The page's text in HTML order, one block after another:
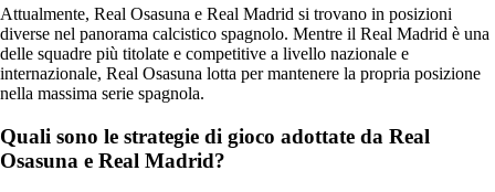
Attualmente, Real Osasuna e Real Madrid si trovano in posizioni
diverse nel panorama calcistico spagnolo. Mentre il Real Madrid è una
delle squadre più titolate e competitive a livello nazionale e
internazionale, Real Osasuna lotta per mantenere la propria posizione
nella massima serie spagnola.
Quali sono le strategie di gioco adottate da Real
Osasuna e Real Madrid?